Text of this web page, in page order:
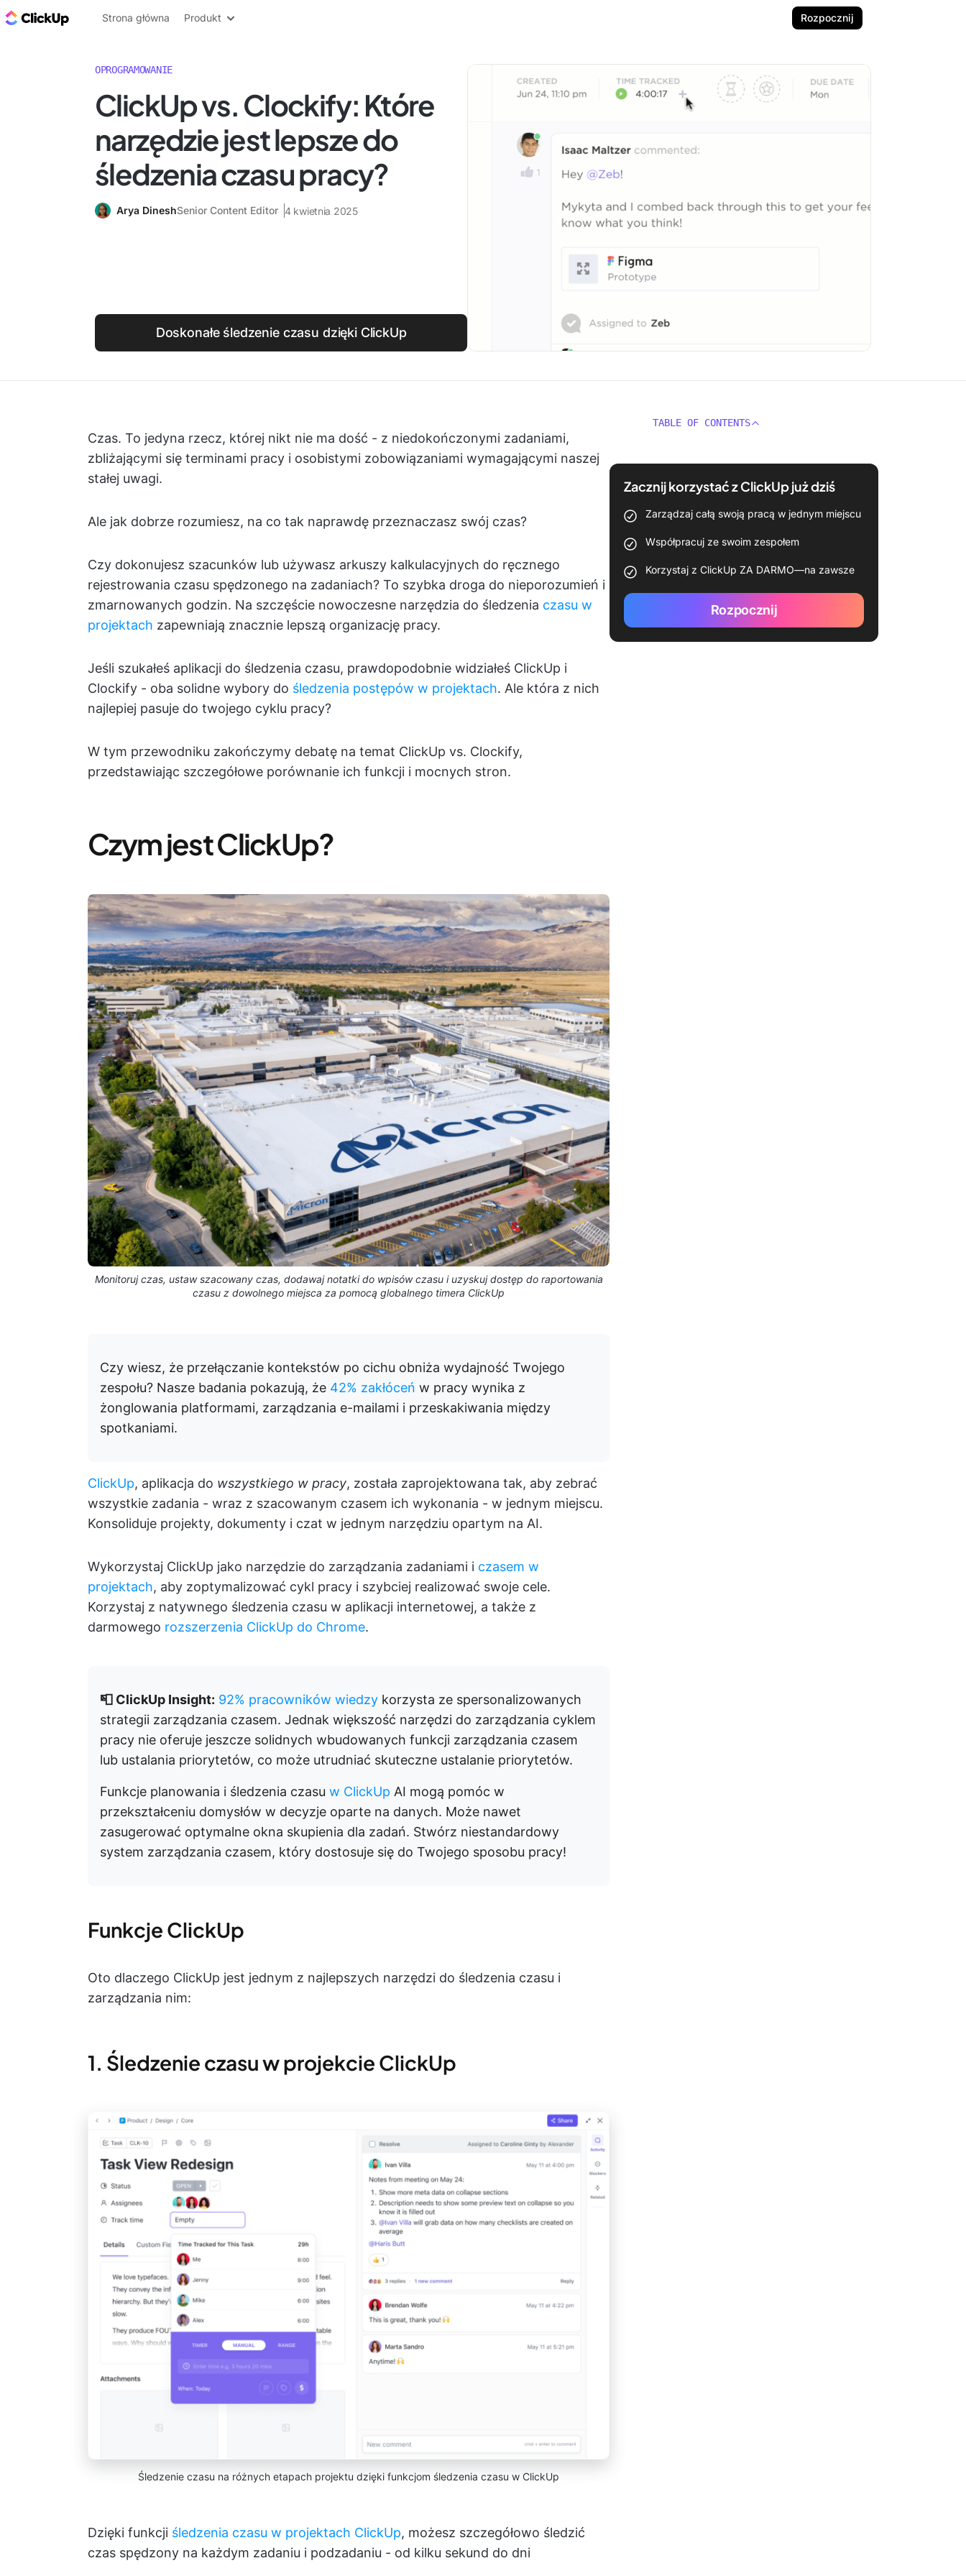
ClickUp Blog
Strona główna Produkt Rozpocznij
OPROGRAMOWANIE
ClickUp vs. Clockify: Które
narzędzie jest lepsze do
śledzenia czasu pracy?
Arya DineshSenior Content Editor 4 kwietnia 2025
Doskonałe śledzenie czasu dzięki ClickUp
Czas. To jedyna rzecz, której nikt nie ma dość - z niedokończonymi zadaniami,
zbliżającymi się terminami pracy i osobistymi zobowiązaniami wymagającymi naszej
stałej uwagi.
Ale jak dobrze rozumiesz, na co tak naprawdę przeznaczasz swój czas?
Czy dokonujesz szacunków lub używasz arkuszy kalkulacyjnych do ręcznego
rejestrowania czasu spędzonego na zadaniach? To szybka droga do nieporozumień i
zmarnowanych godzin. Na szczęście nowoczesne narzędzia do śledzenia czasu w
projektach zapewniają znacznie lepszą organizację pracy.
Jeśli szukałeś aplikacji do śledzenia czasu, prawdopodobnie widziałeś ClickUp i
Clockify - oba solidne wybory do śledzenia postępów w projektach. Ale która z nich
najlepiej pasuje do twojego cyklu pracy?
W tym przewodniku zakończymy debatę na temat ClickUp vs. Clockify,
przedstawiając szczegółowe porównanie ich funkcji i mocnych stron.
Czym jest ClickUp?
Monitoruj czas, ustaw szacowany czas, dodawaj notatki do wpisów czasu i uzyskuj dostęp do raportowania
czasu z dowolnego miejsca za pomocą globalnego timera ClickUp
Czy wiesz, że przełączanie kontekstów po cichu obniża wydajność Twojego
zespołu? Nasze badania pokazują, że 42% zakłóceń w pracy wynika z
żonglowania platformami, zarządzania e-mailami i przeskakiwania między
spotkaniami.
ClickUp, aplikacja do wszystkiego w pracy, została zaprojektowana tak, aby zebrać
wszystkie zadania - wraz z szacowanym czasem ich wykonania - w jednym miejscu.
Konsoliduje projekty, dokumenty i czat w jednym narzędziu opartym na AI.
Wykorzystaj ClickUp jako narzędzie do zarządzania zadaniami i czasem w
projektach, aby zoptymalizować cykl pracy i szybciej realizować swoje cele.
Korzystaj z natywnego śledzenia czasu w aplikacji internetowej, a także z
darmowego rozszerzenia ClickUp do Chrome.
📮 ClickUp Insight: 92% pracowników wiedzy korzysta ze spersonalizowanych
strategii zarządzania czasem. Jednak większość narzędzi do zarządzania cyklem
pracy nie oferuje jeszcze solidnych wbudowanych funkcji zarządzania czasem
lub ustalania priorytetów, co może utrudniać skuteczne ustalanie priorytetów.
Funkcje planowania i śledzenia czasu w ClickUp AI mogą pomóc w
przekształceniu domysłów w decyzje oparte na danych. Może nawet
zasugerować optymalne okna skupienia dla zadań. Stwórz niestandardowy
system zarządzania czasem, który dostosuje się do Twojego sposobu pracy!
Funkcje ClickUp
Oto dlaczego ClickUp jest jednym z najlepszych narzędzi do śledzenia czasu i
zarządzania nim:
1. Śledzenie czasu w projekcie ClickUp
Śledzenie czasu na różnych etapach projektu dzięki funkcjom śledzenia czasu w ClickUp
Dzięki funkcji śledzenia czasu w projektach ClickUp, możesz szczegółowo śledzić
czas spędzony na każdym zadaniu i podzadaniu - od kilku sekund do dni
TABLE OF CONTENTS
Zacznij korzystać z ClickUp już dziś
Zarządzaj całą swoją pracą w jednym miejscu
Współpracuj ze swoim zespołem
Korzystaj z ClickUp ZA DARMO—na zawsze
Rozpocznij